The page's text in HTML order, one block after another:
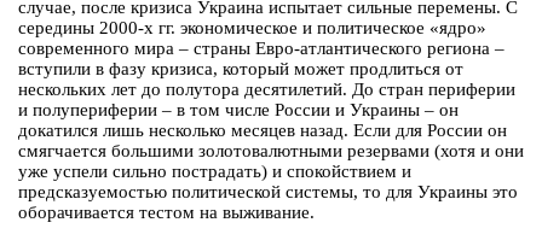
случае, после кризиса Украина испытает сильные перемены. С
середины 2000-х гг. экономическое и политическое «ядро»
современного мира – страны Евро-атлантического региона –
вступили в фазу кризиса, который может продлиться от
нескольких лет до полутора десятилетий. До стран периферии
и полупериферии – в том числе России и Украины – он
докатился лишь несколько месяцев назад. Если для России он
смягчается большими золотовалютными резервами (хотя и они
уже успели сильно пострадать) и спокойствием и
предсказуемостью политической системы, то для Украины это
оборачивается тестом на выживание.